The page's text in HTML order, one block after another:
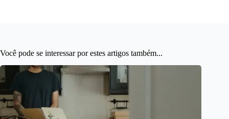
Você pode se interessar por estes artigos também...